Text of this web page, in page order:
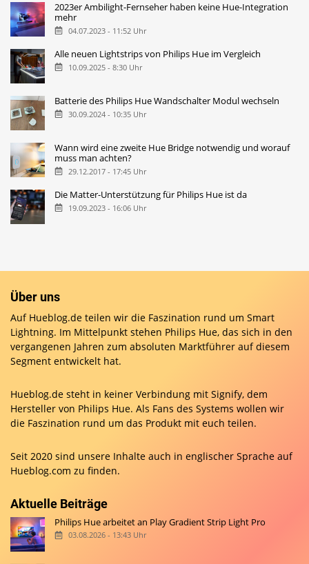
2023er Ambilight-Fernseher haben keine Hue-Integration
mehr
04.07.2023 - 11:52 Uhr
Alle neuen Lightstrips von Philips Hue im Vergleich
10.09.2025 - 8:30 Uhr
Batterie des Philips Hue Wandschalter Modul wechseln
30.09.2024 - 10:35 Uhr
Wann wird eine zweite Hue Bridge notwendig und worauf
muss man achten?
29.12.2017 - 17:45 Uhr
Die Matter-Unterstützung für Philips Hue ist da
19.09.2023 - 16:06 Uhr
Über uns
Auf Hueblog.de teilen wir die Faszination rund um Smart
Lightning. Im Mittelpunkt stehen Philips Hue, das sich in den
vergangenen Jahren zum absoluten Marktführer auf diesem
Segment entwickelt hat.
Hueblog.de steht in keiner Verbindung mit Signify, dem
Hersteller von Philips Hue. Als Fans des Systems wollen wir
die Faszination rund um das Produkt mit euch teilen.
Seit 2020 sind unsere Inhalte auch in englischer Sprache auf
Hueblog.com zu finden.
Aktuelle Beiträge
Philips Hue arbeitet an Play Gradient Strip Light Pro
03.08.2026 - 13:43 Uhr